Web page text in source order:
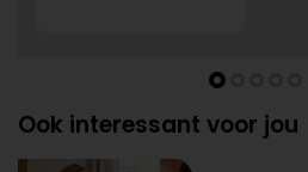
Ook interessant voor jou